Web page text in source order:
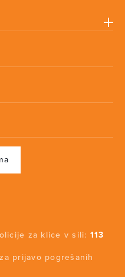
za klice v sili: 113
prijavo pogrešanih